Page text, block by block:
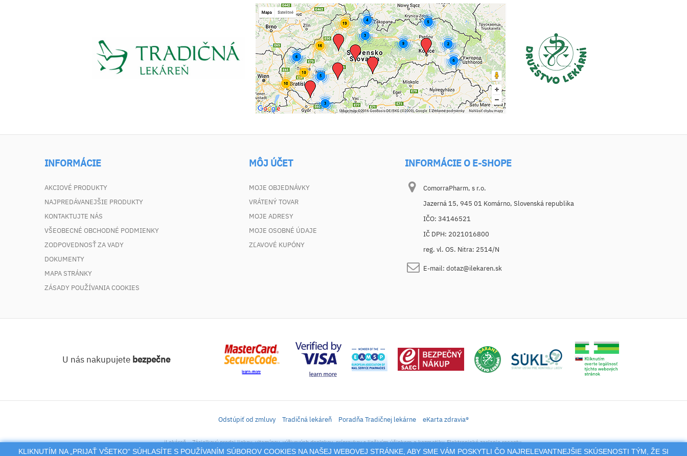
INFORMÁCIE
AKCIOVÉ PRODUKTY
NAJPREDÁVANEJŠIE PRODUKTY
KONTAKTUJTE NÁS
VŠEOBECNÉ OBCHODNÉ PODMIENKY
ZODPOVEDNOSŤ ZA VADY
DOKUMENTY
MAPA STRÁNKY
ZÁSADY POUŽÍVANIA COOKIES
MÔJ ÚČET
MOJE OBJEDNÁVKY
VRÁTENÝ TOVAR
MOJE ADRESY
MOJE OSOBNÉ ÚDAJE
ZĽAVOVÉ KUPÓNY
INFORMÁCIE O E-SHOPE
ComorraPharm, s r.o.
Jazerná 15, 945 01 Komárno, Slovenská republika
IČO: 34146521
IČ DPH: 2021016800
reg. vl. OS. Nitra: 2514/N
E-mail: dotaz@ilekaren.sk
KLIKNUTÍM NA „PRIJAŤ VŠETKO“ SÚHLASÍTE S POUŽÍVANÍM SÚBOROV COOKIES NA NAŠEJ WEBOVEJ STRÁNKE, ABY SME VÁM POSKYTLI ČO NAJRELEVANTNEJŠIE SKÚSENOSTI TÝM, ŽE SI
U nás nakupujete bezpečne
Odstúpiť od zmluvy Tradičná lekáreň Poradňa Tradičnej lekárne eKarta zdravia®
iLekáreň – Zásielkový predaj liekov, vitamínov, výživových doplnkov, prípravkov s liečivým účinkom a kozmetiky. Elektronické zaslanie receptu.